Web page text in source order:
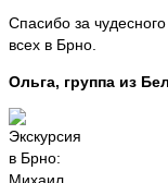
Спасибо за
всех в Брно.
Ольга, группа из